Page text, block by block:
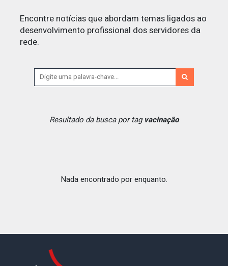
Encontre notícias que abordam temas ligados ao
desenvolvimento profissional dos servidores da
rede.
Resultado da busca por tagvacinação
Nada encontrado por enquanto.